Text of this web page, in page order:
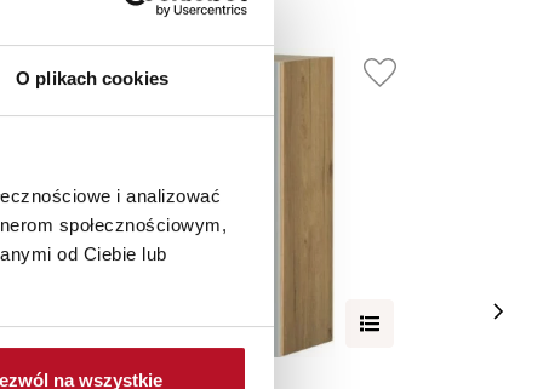
O plikach cookies
i analizować
społecznościowym,
od Ciebie lub
na wszystkie